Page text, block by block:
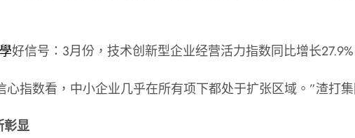
好信号：3月份，技术创新型企业经营活力指数同比增长
指数看，中小企业几乎在所有项下都处于扩张区域。”渣打
彰显